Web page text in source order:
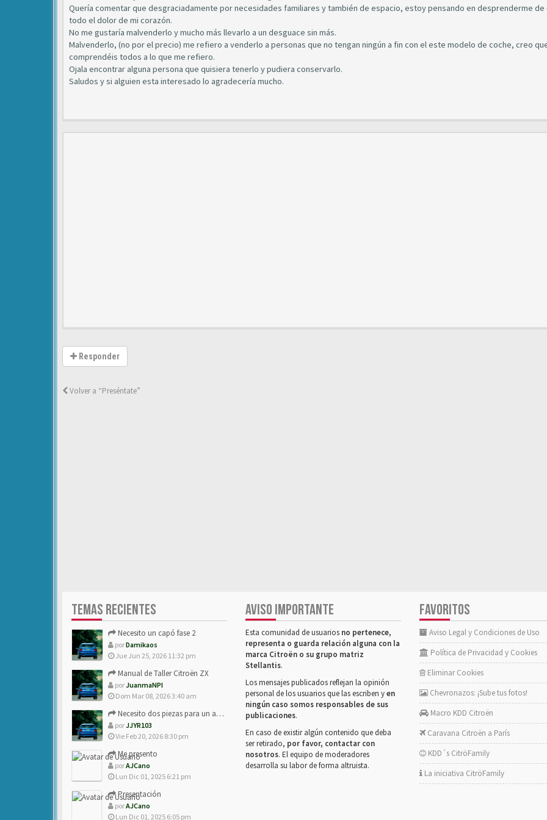
Quería comentar que desgraciadamente por necesidades familiares y también de espacio, estoy pensando en desprenderme de
todo el dolor de mi corazón.
No me gustaría malvenderlo y mucho más llevarlo a un desguace sin más.
Malvenderlo, (no por el precio) me refiero a venderlo a personas que no tengan ningún a fin con el este modelo de coche, creo
comprendéis todos a lo que me refiero.
Ojala encontrar alguna persona que quisiera tenerlo y pudiera conservarlo.
Saludos y si alguien esta interesado lo agradecería mucho.
Responder
Volver a “Preséntate”
TEMAS RECIENTES
Necesito un capó fase 2
porDamikaos
Jue Jun 25, 2026 11:32 pm
Manual de Taller Citroën ZX
porJuanmaNPI
Dom Mar 08, 2026 3:40 am
Necesito dos piezas para un amigo con ZX.
porJJYR103
Vie Feb 20, 2026 8:30 pm
Me presento
porAJCano
Lun Dic 01, 2025 6:21 pm
Presentación
porAJCano
Lun Dic 01, 2025 6:05 pm
AVISO IMPORTANTE
Esta comunidad de usuarios no pertenece,
representa o guarda relación alguna con la
marca Citroën o su grupo matriz
Stellantis.
Los mensajes publicados reflejan la opinión
personal de los usuarios que las escriben yen
ningún caso somos responsables de sus
publicaciones.
En caso de existir algún contenido que deba
ser retirado, por favor, contactar con
nosotros. El equipo de moderadores
desarrolla su labor de forma altruista.
FAVORITOS
Aviso Legal y Condiciones de Uso
Política de Privacidad y Cookies
Eliminar Cookies
Chevronazos: ¡Sube tus fotos!
Macro KDD Citroën
Caravana Citroën a París
KDD´s CitröFamily
La iniciativa CitröFamily